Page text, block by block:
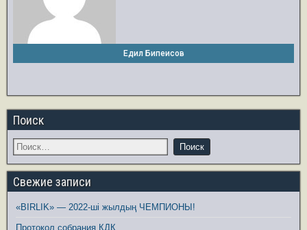
Едил Бипеисов
Поиск
Свежие записи
«BIRLIK» — 2022-ші жылдың ЧЕМПИОНЫ!
Протокол собрания КДК